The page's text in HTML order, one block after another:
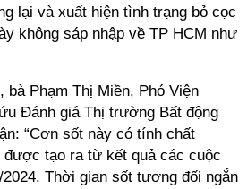
lại và xuất hiện tình trạng bỏ cọc
không sáp nhập về TP HCM như
bà Phạm Thị Miền, Phó Viện
Đánh giá Thị trường Bất động
“Cơn sốt này có tính chất
tạo ra từ kết quả các cuộc
Thời gian sốt tương đối ngắn